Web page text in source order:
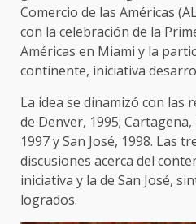
Comercio de las Américas
con la celebración de la
Américas en Miami y la
continente, iniciativa
La idea se dinamizó con las
de Denver, 1995;
1997 y San José, 1998. Las
discusiones acerca del
iniciativa y la de San José,
logrados.